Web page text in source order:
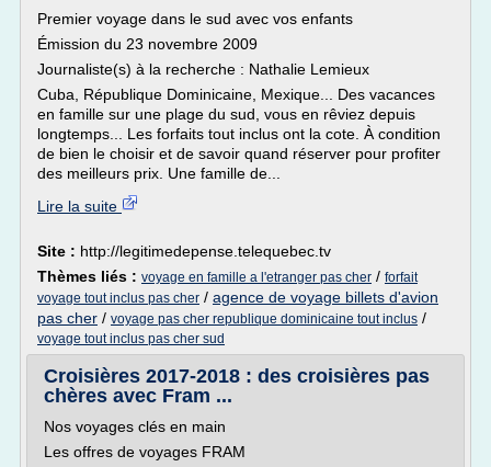
Premier voyage dans le sud avec vos enfants
Émission du 23 novembre 2009
Journaliste(s) à la recherche : Nathalie Lemieux
Cuba, République Dominicaine, Mexique... Des vacances
en famille sur une plage du sud, vous en rêviez depuis
longtemps... Les forfaits tout inclus ont la cote. À condition
de bien le choisir et de savoir quand réserver pour profiter
des meilleurs prix. Une famille de...
Lire la suite
Site : http://legitimedepense.telequebec.tv
Thèmes liés : voyage en famille a l'etranger pas cher / forfait
voyage tout inclus pas cher / agence de voyage billets d'avion
pas cher / voyage pas cher republique dominicaine tout inclus /
voyage tout inclus pas cher sud
Croisières 2017-2018 : des croisières pas
chères avec Fram ...
Nos voyages clés en main
Les offres de voyages FRAM